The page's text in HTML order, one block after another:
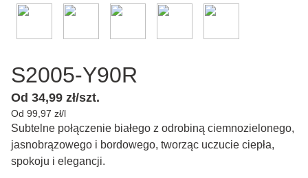
S2005-Y90R
Od 34,99 zł/szt.
Od 99,97 zł/l
Subtelne połączenie białego z odrobiną ciemnozielonego,
jasnobrązowego i bordowego, tworząc uczucie ciepła,
spokoju i elegancji.